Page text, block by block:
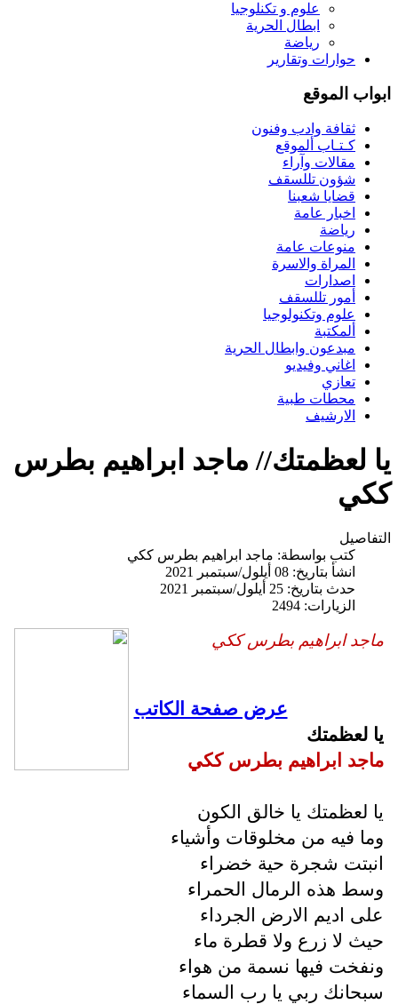
علوم و تکنلوجیا
ابطال الحرية
رياضة
حوارات وتقارير
ابواب الموقع
ثقافة وادب وفنون
كـتـاب ألموقع
مقالات وآراء
شؤون تللسقف
قضايا شعبنا
اخبار عامة
رياضة
منوعات عامة
المراة والاسرة
اصدارات
أمور تللسقف
علوم وتكنولوجيا
ألمكتبة
مبدعون وابطال الحرية
اغاني وفيديو
تعازي
محطات طبية
الارشيف
يا لعظمتك// ماجد ابراهيم بطرس
ككي
التفاصيل
كتب بواسطة: ماجد ابراهيم بطرس ككي
انشأ بتاريخ: 08 أيلول/سبتمبر 2021
حدث بتاريخ: 25 أيلول/سبتمبر 2021
الزيارات: 2494
ماجد ابراهيم بطرس ككي
عرض صفحة الكاتب
يا لعظمتك
ماجد ابراهيم بطرس ككي
يا لعظمتك يا خالق الكون
وما فيه من مخلوقات وأشياء
انبتت شجرة حية خضراء
وسط هذه الرمال الحمراء
على اديم الارض الجرداء
حيث لا زرع ولا قطرة ماء
ونفخت فيها نسمة من هواء
سبحانك ربي يا رب السماء